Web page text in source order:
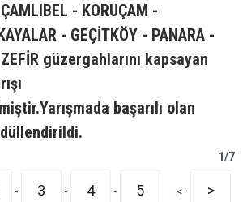
- KORUÇAM -
- GEÇİTKÖY - PANARA -
güzergahlarını kapsayan
başarılı olan
1/7
- 3 - 4 - 5 < · >